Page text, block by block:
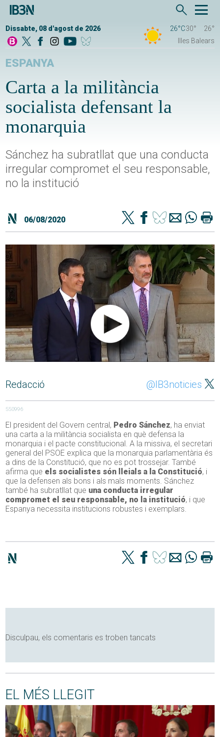
Dissabte, 08 d'agost de 2026 26°C30°
26°
Illes Balears
ESPANYA
Carta a la militància
socialista defensant la
monarquia
Sánchez ha subratllat que una conducta
irregular compromet el seu responsable,
no la institució
06/08/2020
Redacció @IB3noticies
550996
El president del Govern central, Pedro Sánchez, ha enviat
una carta a la militància socialista en què defensa la
monarquia i el pacte constitucional. A la missiva, el secretari
general del PSOE explica que la monarquia parlamentària és
a dins de la Constitució, que no es pot trossejar. També
afirma que els socialistes són lleials a la Constitució, i
que la defensen als bons i als mals moments. Sánchez
també ha subratllat que una conducta irregular
compromet el seu responsable, no la institució, i que
Espanya necessita institucions robustes i exemplars.
Disculpau, els comentaris es troben tancats
EL MÉS LLEGIT